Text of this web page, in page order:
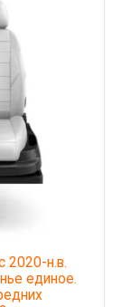
2020-н.в.
единое.